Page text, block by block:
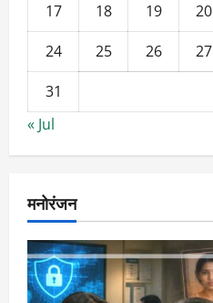
17
18 19 20
24
25 26 27
31
« Jul
मनोरंजन